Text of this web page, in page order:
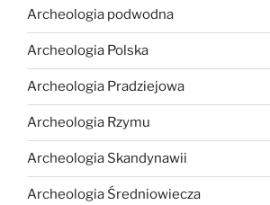
Archeologia podwodna
Archeologia Polska
Archeologia Pradziejowa
Archeologia Rzymu
Archeologia Skandynawii
Archeologia Średniowiecza